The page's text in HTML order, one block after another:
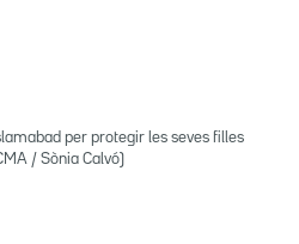
per protegir les seves filles
/ Sònia Calvó)